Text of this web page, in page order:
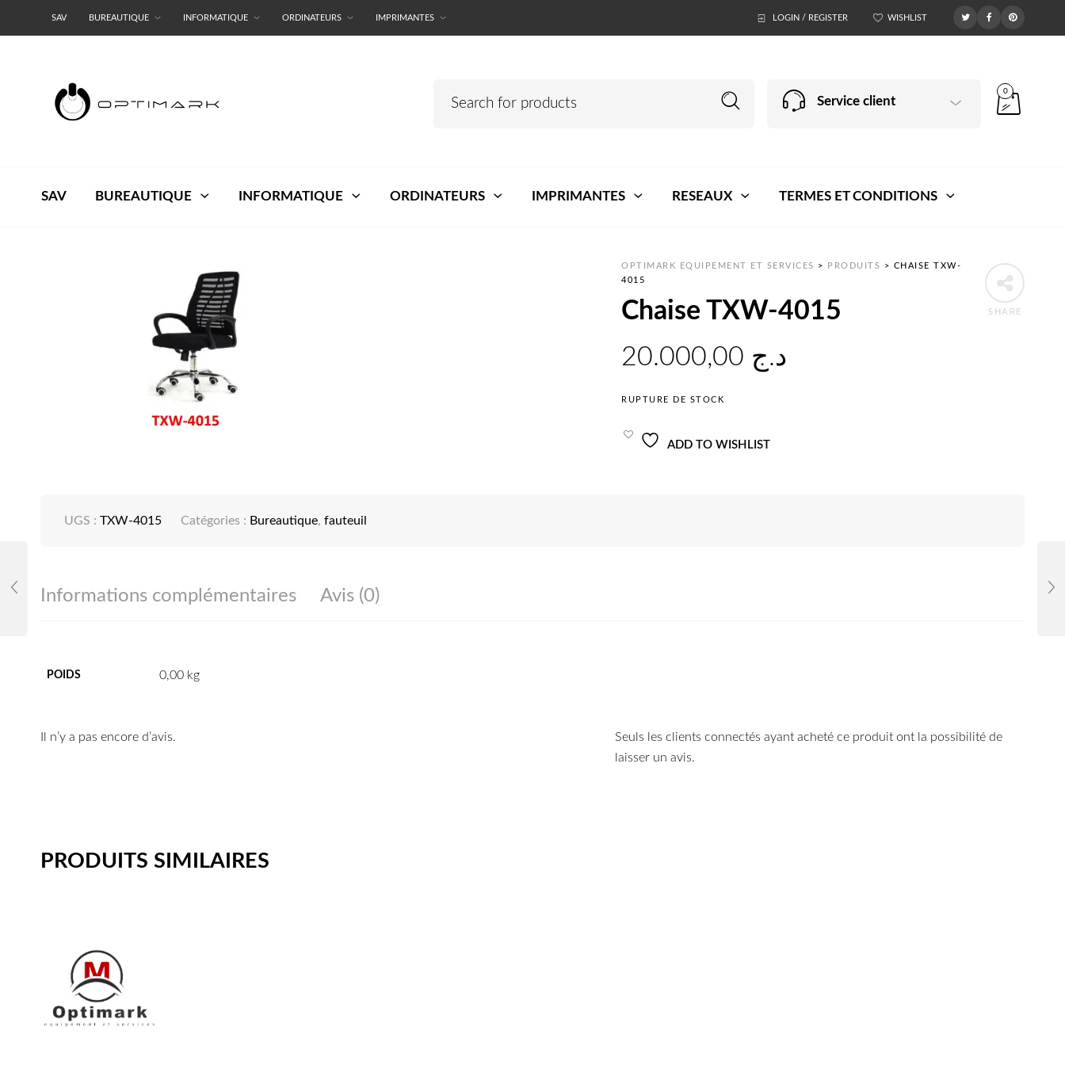
SAV BUREAUTIQUE INFORMATIQUE ORDINATEURS IMPRIMANTES LOGIN / REGISTER WISHLIST
Service client
0
SAV BUREAUTIQUE INFORMATIQUE ORDINATEURS IMPRIMANTES RESEAUX TERMES ET CONDITIONS
SHARE
OPTIMARK EQUIPEMENT ET SERVICES > PRODUITS > CHAISE TXW-
4015
Chaise TXW-4015
د.ج
RUPTURE DE STOCK
ADD TO WISHLIST
UGS : TXW-4015 Catégories : Bureautique, fauteuil
Informations complémentaires Avis (0)
POIDS 0,00 kg
Il n’y a pas encore d’avis.
Seuls les clients connectés ayant acheté ce produit ont la possibilité de
laisser un avis.
PRODUITS SIMILAIRES